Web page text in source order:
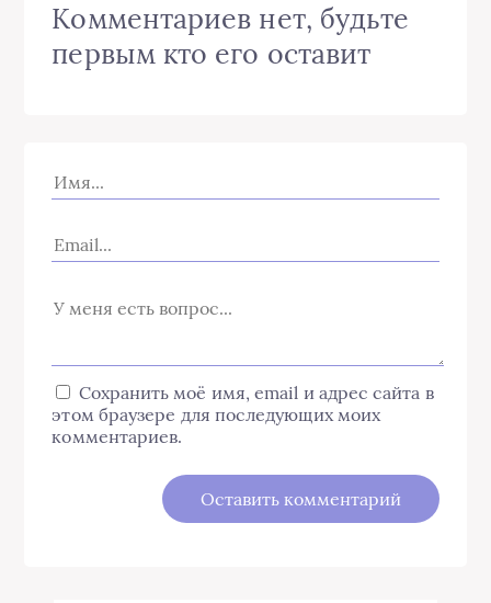
Комментариев нет, будьте
первым кто его оставит
Сохранить моё имя, email и адрес сайта в
этом браузере для последующих моих
комментариев.